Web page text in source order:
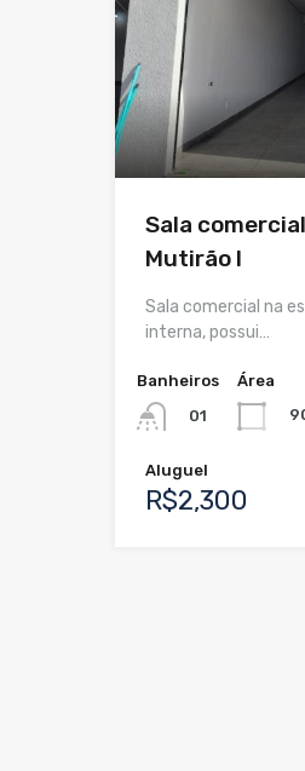
Sala
Mutirão I
Sala comercial na
interna, possui…
Banheiros
01
Área
Aluguel
R$2,300